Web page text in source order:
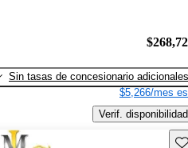
Sin tasas de concesionario adicionales
$5,266/mes
Verif. disponibilidad